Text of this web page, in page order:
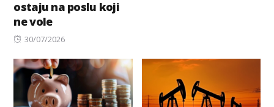
ostaju na poslu koji
ne vole
Posted
30/07/2026